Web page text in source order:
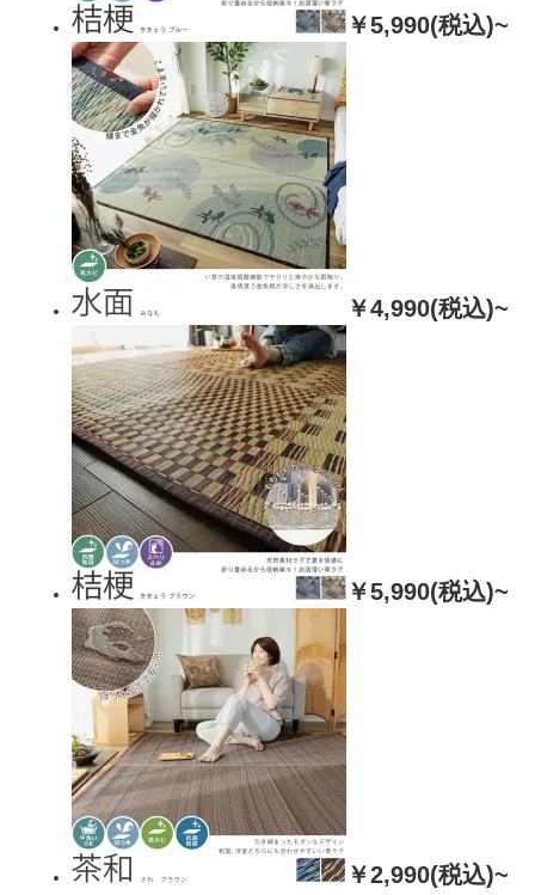
￥5,990(税込)~
￥4,990(税込)~
￥5,990(税込)~
￥2,990(税込)~